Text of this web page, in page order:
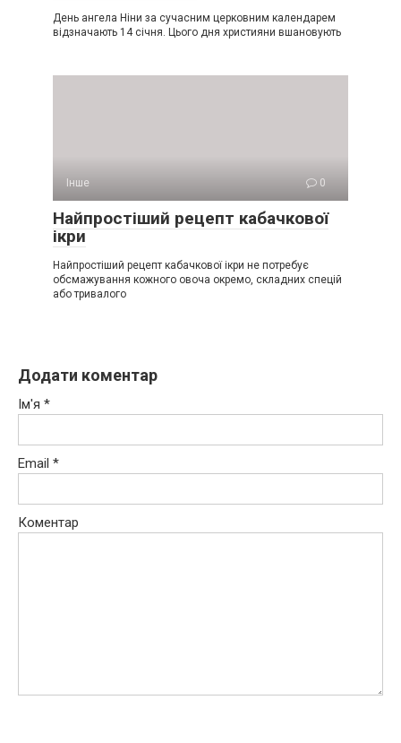
День ангела Ніни за сучасним церковним календарем
відзначають 14 січня. Цього дня християни вшановують
Інше 0
Найпростіший рецепт кабачкової
ікри
Найпростіший рецепт кабачкової ікри не потребує
обсмажування кожного овоча окремо, складних спецій
або тривалого
Додати коментар
Ім'я *
Email *
Коментар